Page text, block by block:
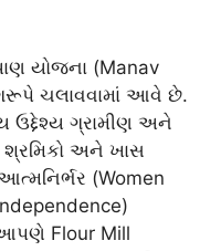
યોજના (Manav
ચલાવવામાં આવે છે.
ગ્રામીણ અને
શ્રમિકો અને ખાસ
(Women
Flour Mill